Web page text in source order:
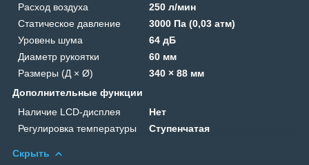
Расход воздуха
250 л/мин
Статическое давление
3000 Па (0,03 атм)
Уровень шума
64 дБ
Диаметр рукоятки
60 мм
Размеры (Д × Ø)
340 × 88 мм
Дополнительные функции
Наличие LCD-дисплея
Нет
Регулировка температуры
Ступенчатая
Скрыть